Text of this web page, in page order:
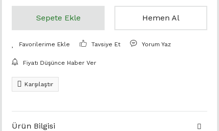
Sepete Ekle Hemen Al
Tavsiye Et Yorum Yaz
Fiyatı Düşünce Haber Ver
Karşılaştır
Ürün Bilgisi